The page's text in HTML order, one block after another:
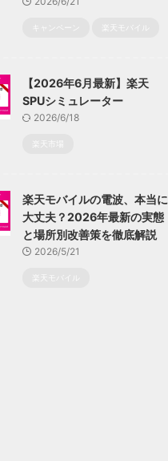
キャンペーン 楽天モバイル
【2026年6月最新】楽天
SPUシミュレーター
2026/6/18
楽天市場
楽天モバイルの電波、本当に
大丈夫？2026年最新の実態
と場所別改善策を徹底解説
2026/5/21
楽天モバイル